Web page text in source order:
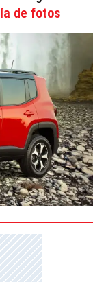
de fotos